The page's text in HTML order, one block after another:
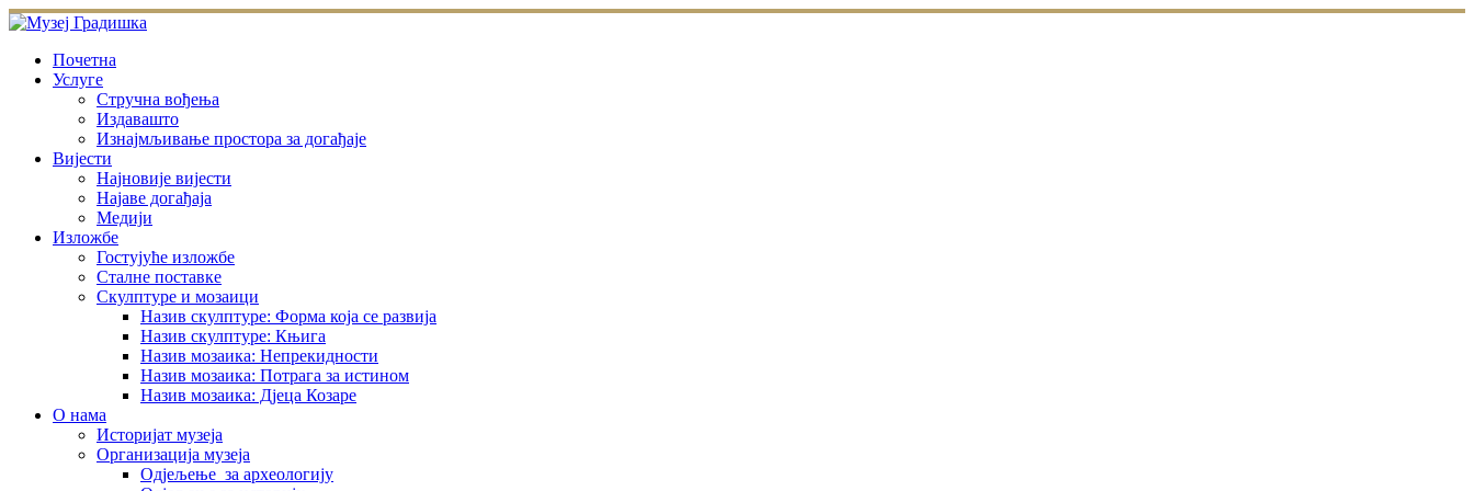
Skip
to
contentПочетна
Услуге
Стручна вођења
Издавашто
Изнајмљивање простора за догађаје
Вијести
Најновије вијести
Најаве догађаја
Медији
Изложбе
Гостујуће изложбе
Сталне поставке
Скулптуре и мозаици
Назив скулптуре: Форма која се развија
Назив скулптуре: Књига
Назив мозаика: Непрекидности
Назив мозаика: Потрага за истином
Назив мозаика: Дјеца Козаре
О нама
Историјат музеја
Организација музеја
Одјељење за археологију